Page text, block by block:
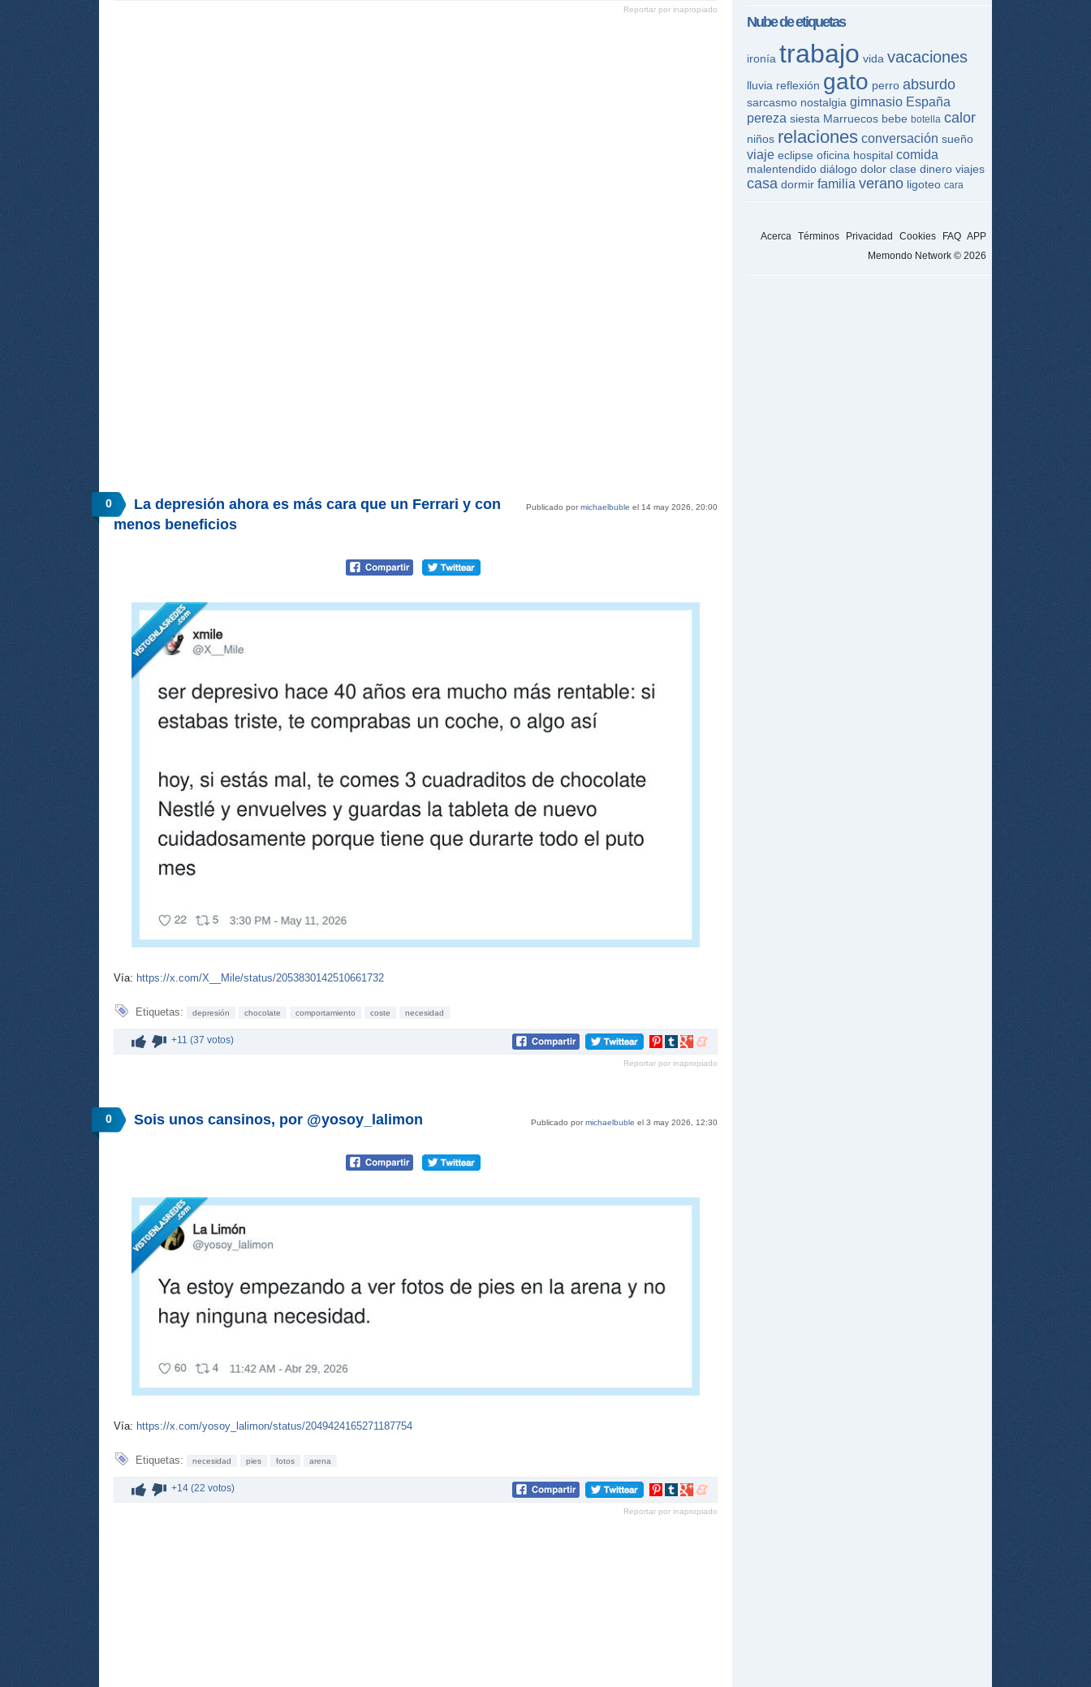
Pinterest
tumblrGoogle+meneame
Reportar por inapropiado
0 Publicado pormichaelbuble el 14 may 2026, 20:00
La depresión ahora es más cara que un Ferrari y con
menos beneficios
Vía: https://x.com/X__Mile/status/2053830142510661732
Etiquetas: depresión chocolate comportamiento coste necesidad
+11 (37 votos)
Compartir
Pinterest
Compartir
tumblr
Compartir
Google+
Compartir
meneame
Reportar por inapropiado
0 Publicado pormichaelbuble el 3 may 2026, 12:30
Sois unos cansinos, por @yosoy_lalimon
Vía: https://x.com/yosoy_lalimon/status/2049424165271187754
Etiquetas: necesidad pies fotos arena
+14 (22 votos)
Compartir
Pinterest
Compartir
tumblr
Compartir
Google+
Compartir
meneame
Reportar por inapropiado
Nube de etiquetas
ironía trabajo vida vacaciones
lluvia reflexión gato perro absurdo
sarcasmo nostalgia gimnasio España
pereza siesta Marruecos bebe botella calor
niños relaciones conversación sueño
viaje eclipse oficina hospital comida
malentendido diálogo dolor clase dinero viajes
casa dormir familia verano ligoteo cara
Acerca Términos Privacidad Cookies FAQ APP
Memondo Network © 2026